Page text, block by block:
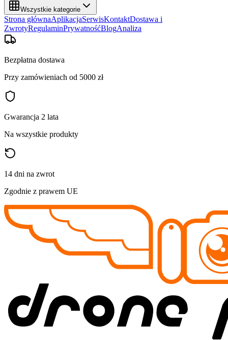
Wszystkie kategorie
Strona głównaAplikacjaSerwisKontaktDostawa i
ZwrotyRegulaminPrywatnośćBlogAnaliza
Bezpłatna dostawa
Przy zamówieniach od 5000 zł
Gwarancja 2 lata
Na wszystkie produkty
14 dni na zwrot
Zgodnie z prawem UE